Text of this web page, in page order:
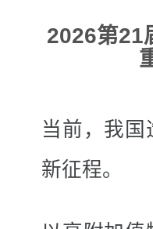
2026第21
当前，我
新征程。